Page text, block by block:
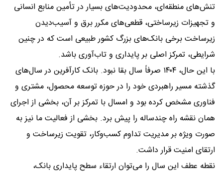
تنش‌های منطقه‌ای، محدودیت‌های بسیار در تأمین منابع انسانی
و تجهیزات زیرساختی، قطعی‌های مکرر برق و آسیب‌دیدن
زیرساخت برخی بانک‌های بزرگ کشور طبیعی است که در چنین
شرایطی، تمرکز اصلی بر پایداری و تاب‌آوری باشد.
با این حال، ۱۴۰۴ صرفاً سال بقا نبود. بانک کارآفرین در سال‌های
گذشته مسیر راهبردی خود را در حوزه توسعه محصول، مشتری و
فناوری مشخص کرده بود و امسال با تمرکز بر آن، بخشی از اجرای
همان نقشه راه چندساله را پیش برد. بخشی از فعالیت ما نیز به
صورت ویژه بر مدیریت تداوم کسب‌وکار، تقویت زیرساخت و
ارتقای امنیت قرار داشت.
نقطه عطف این سال را می‌توان ارتقاء سطح پایداری بانک،